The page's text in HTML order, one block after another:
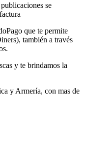
se
que te permite
también a través
y te brindamos la
y Armería, con mas de